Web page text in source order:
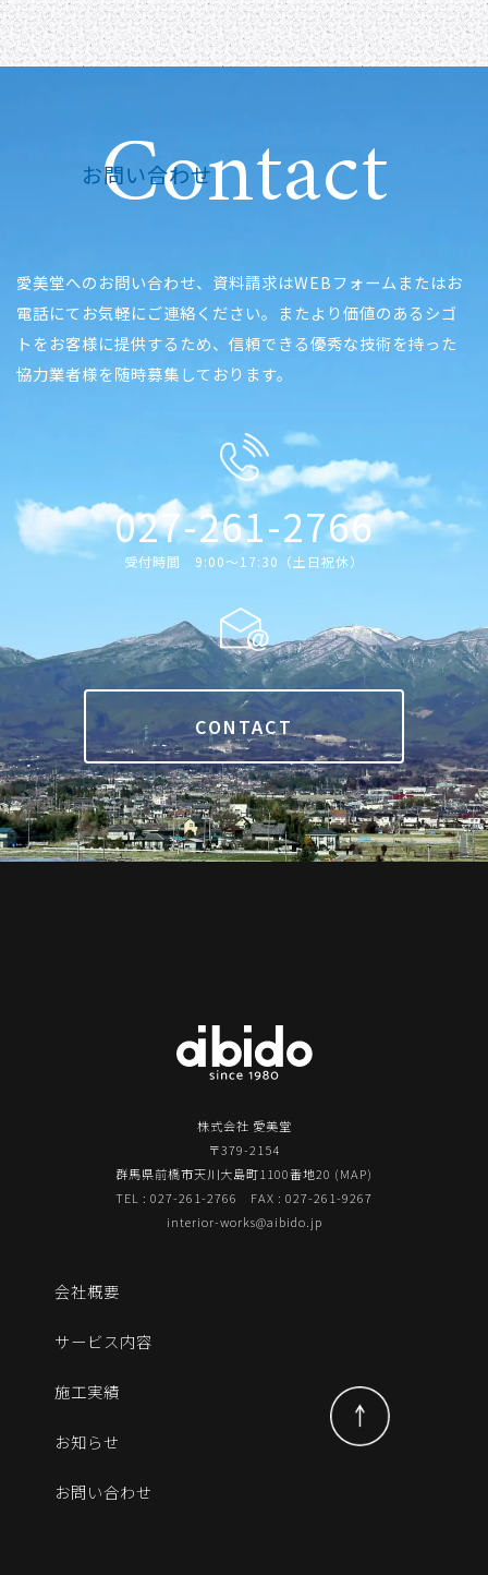
Contact
お問い合わせ
愛美堂へのお問い合わせ、資料請求はWEBフォームまたはお
電話にてお気軽にご連絡ください。またより価値のあるシゴ
トをお客様に提供するため、信頼できる優秀な技術を持った
協力業者様を随時募集しております。
027-261-2766
受付時間 9:00〜17:30（土日祝休）
CONTACT
株式会社 愛美堂
〒379-2154
群馬県前橋市天川大島町1100番地20 (MAP)
TEL : 027-261-2766 FAX : 027-261-9267
interior-works@aibido.jp
会社概要
サービス内容
施工実績
お知らせ
お問い合わせ